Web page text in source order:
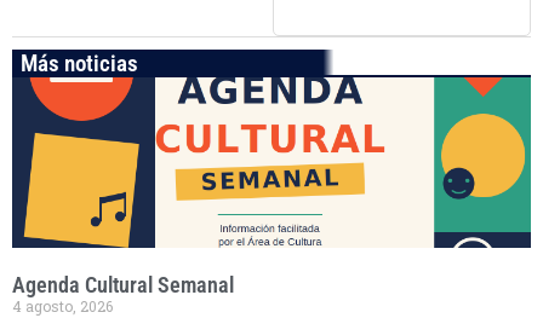
Más noticias
Agenda Cultural Semanal
4 agosto, 2026